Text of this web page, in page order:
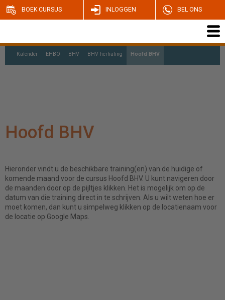
BOEK CURSUS INLOGGEN BEL ONS
Kalender EHBO BHV BHV herhaling Hoofd BHV
Hoofd BHV
Hieronder vindt u de beschikbare training(en) van de huidige of
komende maand voor de cursus Hoofd BHV. U kunt navigeren door
de maanden door op de pijltjes klikken. Het is mogelijk om op de
datum van die training direct in te schrijven. Als u wilt weten hoe er
moet komen, dan kunt u simpelweg klikken op de locatienaam voor
de locatie op Google Maps.